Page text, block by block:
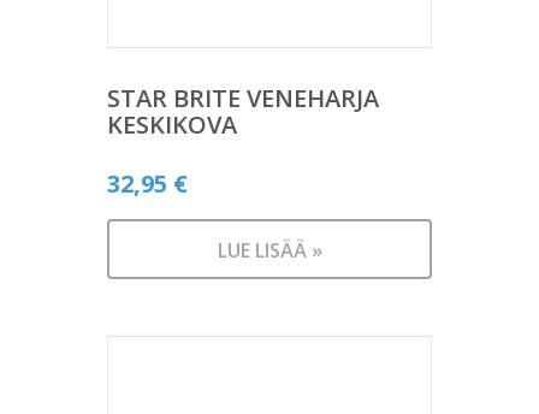
STAR BRITE VENEHARJA
KESKIKOVA
32,95 €
LUE LISÄÄ »